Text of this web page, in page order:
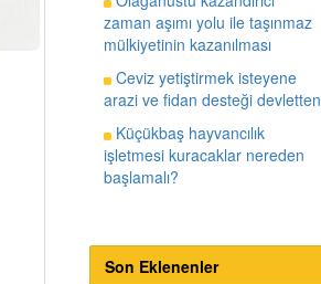
zaman aşımı yolu ile taşınmaz
mülkiyetinin kazanılması
Ceviz yetiştirmek isteyene
arazi ve fidan desteği devletten
Küçükbaş hayvancılık
işletmesi kuracaklar nereden
başlamalı?
Son Eklenenler